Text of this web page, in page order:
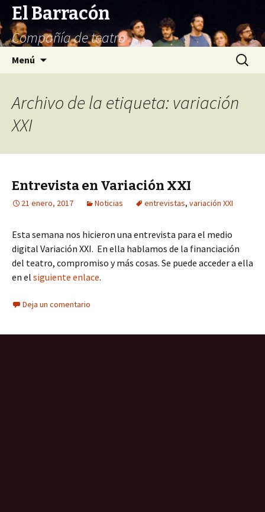
El Barracón
Compañía de teatro
Menú Buscar:
Archivo de la etiqueta: variación
XXI
Entrevista en Variación XXI
21 enero, 2017 Noticias entrevistas, variación XXI
Esta semana nos hicieron una entrevista para el medio
digital Variación XXI. En ella hablamos de la financiación
del teatro, compromiso y más cosas. Se puede acceder a ella
en el siguiente enlace.
Deja un comentario